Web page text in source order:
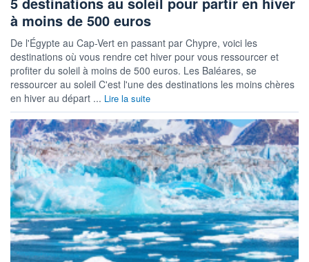
à moins de 500 euros
De l'Égypte au Cap-Vert en passant par Chypre, voici les
destinations où vous rendre cet hiver pour vous ressourcer et
profiter du soleil à moins de 500 euros. Les Baléares, se
ressourcer au soleil C'est l'une des destinations les moins chères
en hiver au départ ... Lire la suite